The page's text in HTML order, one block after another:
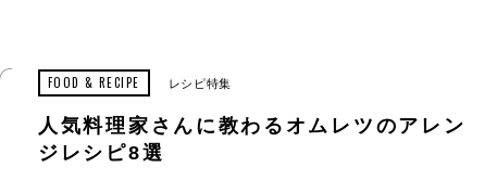
FOOD & RECIPE レシピ特集
人気料理家さんに教わるオムレツのアレン
ジレシピ8選